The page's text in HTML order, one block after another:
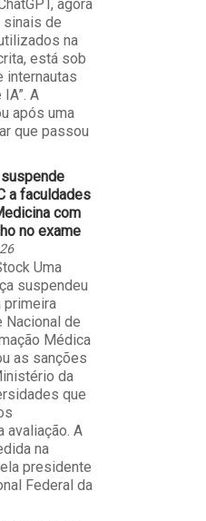
agora
sinais de
na
está sob
internautas
A
após uma
que passou
a faculdades
com
no exame
Uma
suspendeu
Nacional de
Médica
as sanções
da
que
avaliação. A
na
presidente
Federal da